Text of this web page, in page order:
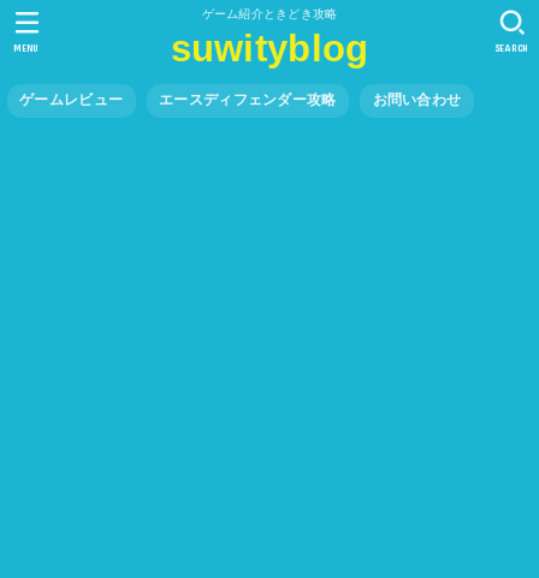
ゲーム紹介ときどき攻略
suwityblog
ゲームレビュー エースディフェンダー攻略 お問い合わせ
SEARCH
MENU